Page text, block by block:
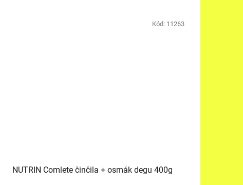
NUTRIN Comlete činčila + osmák degu 400g
Kód: 11263